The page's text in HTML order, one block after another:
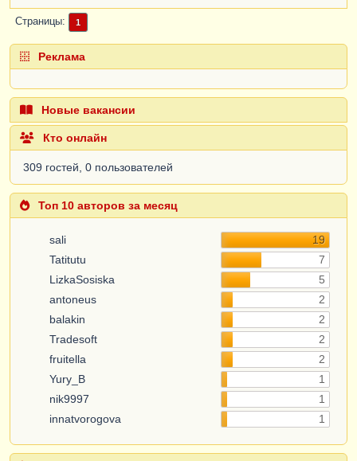
Страницы 1
Реклама
Новые вакансии
Кто онлайн
309 гостей, 0 пользователей
Топ 10 авторов за месяц
sali
19
Tatitutu
7
LizkaSosiska
5
antoneus
2
balakin
2
Tradesoft
2
fruitella
2
Yury_B
1
nik9997
1
innatvorogova
1